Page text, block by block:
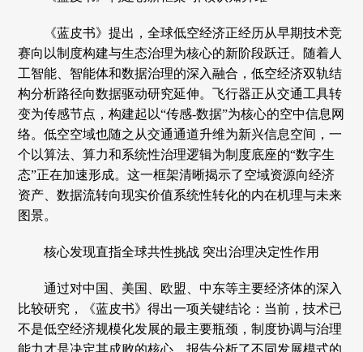
《蓝皮书》提出，全球低空经济正经历从早期技术竞
赛向以制度构建与生态治理为核心的新阶段跃迁。随着人
工智能、智能体和数据治理的深入融合，低空经济双轨结
构分析路径向数据驱动研究延伸。飞行器正从交通工具转
变为传感节点，构建起以“传感-数据”为核心的空中信息网
络。低空空域也随之从交通通道升维为新兴信息空间，一
个以算法、算力和系统性治理逻辑为制度底座的“数字生
态”正在加速形成。这一框架清晰揭示了空域资源向经济
资产、数据流转向现实价值系统性转化的内在机理与未来
图景。
核心发现直指全球共性挑战 突出治理决定性作用
通过对中国、美国、欧盟、中东等主要经济体的深入
比较研究，《蓝皮书》得出一项关键结论：当前，技术已
不是低空经济规模化发展的最主要瓶颈，制度协调与治理